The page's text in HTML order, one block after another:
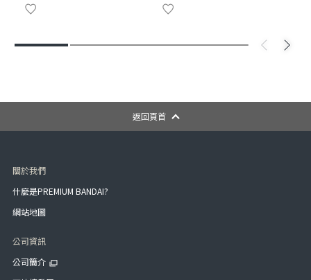
返回頁首
關於我們
什麼是PREMIUM BANDAI?
網站地圖
公司資訊
公司簡介